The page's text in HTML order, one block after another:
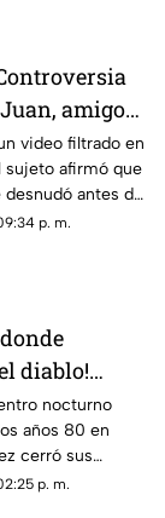
amigo
habría
cadáver que
dique
video filtrado en
sujeto afirmó que
desnudó antes de
haber movido
p. m.
diablo!
hombre
cabra se
lo que hoy
tienda en
nocturno
años 80 en
cerró sus
terrorífica
p. m.